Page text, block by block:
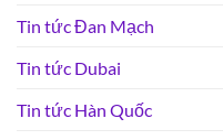
Tin tức Đan Mạch
Tin tức Dubai
Tin tức Hàn Quốc